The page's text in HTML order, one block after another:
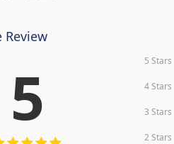
Review
5 5 Stars
4 Stars
3 Stars
2 Stars